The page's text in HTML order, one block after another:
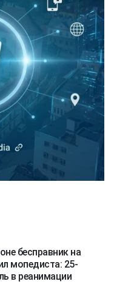
бесправник на
мопедиста: 25-
в реанимации